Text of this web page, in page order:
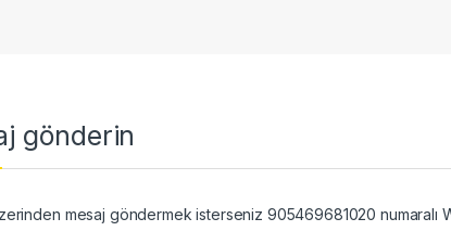
gönderin
mesaj göndermek isterseniz 905469681020 numaralı